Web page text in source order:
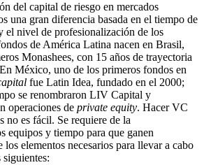
del capital de riesgo en mercados
una gran diferencia basada en el tiempo de
el nivel de profesionalización de los
de América Latina nacen en Brasil,
Monashees, con 15 años de trayectoria
México, uno de los primeros fondos en
fue Latin Idea, fundado en el 2000;
se renombraron LIV Capital y
operaciones de private equity. Hacer VC
no es fácil. Se requiere de la
equipos y tiempo para que ganen
elementos necesarios para llevar a cabo
los siguientes: